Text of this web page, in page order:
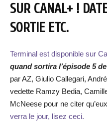
SUR CANAL+ !
SORTIE ETC.
Terminal est disponible sur
quand sortira l’épisode 5
par AZ, Giulio Callegari,
vedette Ramzy Bedia,
McNeese pour ne citer
verra le jour, lisez ceci.